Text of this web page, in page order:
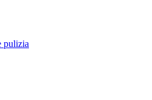
pulizia